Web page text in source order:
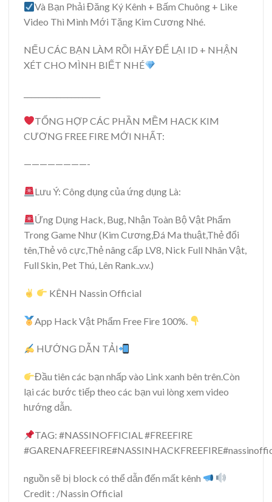
Và Bạn Phải Đăng Ký Kênh + Bấm Chuông + Like
Video Thì Mình Mới Tặng Kim Cương Nhé.
NẾU CÁC BẠN LÀM RỒI HÃY ĐỂ LẠI ID + NHẬN
XÉT CHO MÌNH BIẾT NHÉ
TỔNG HỢP CÁC PHẦN MỀM HACK KIM
CƯƠNG FREE FIRE MỚI NHẤT:
————————-
Lưu Ý: Công dụng của ứng dụng Là:
Ứng Dụng Hack, Bug, Nhận Toàn Bộ Vật Phẩm
Trong Game Như (Kim Cương,Đá Ma thuật,Thẻ đổi
tên,Thẻ vô cực,Thẻ nâng cấp LV8, Nick Full Nhân Vật,
Full Skin, Pet Thú, Lên Rank..v.v.)
KÊNH Nassin Official
App Hack Vật Phẩm Free Fire 100%.
HƯỚNG DẪN TẢI
Đầu tiên các bạn nhấp vào Link xanh bên trên.Còn
lại các bước tiếp theo các bạn vui lòng xem video
hướng dẫn.
TAG: #NASSINOFFICIAL #FREEFIRE
nguồn sẽ bị block có thể dẫn đến mất kênh
Credit : /Nassin Official